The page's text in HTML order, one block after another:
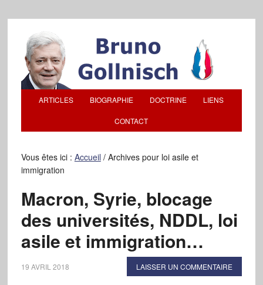
ARTICLES BIOGRAPHIE DOCTRINE LIENS
CONTACT
Vous êtes ici : Accueil /Archives pour loi asile et
immigration
Macron, Syrie, blocage
des universités, NDDL, loi
asile et immigration…
19 AVRIL 2018 LAISSER UN COMMENTAIRE